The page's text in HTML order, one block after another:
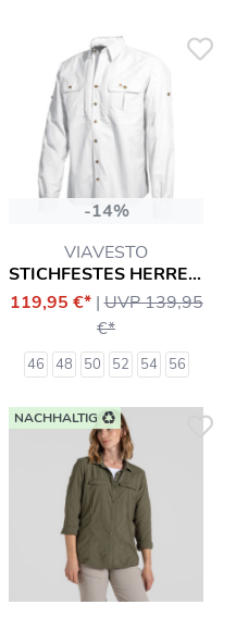
-14%
VIAVESTO
STICHFESTES HERRENHEMD SR. EANES
119,95 €* |UVP 139,95
€*
46 48 50 52 54 56
NACHHALTIG